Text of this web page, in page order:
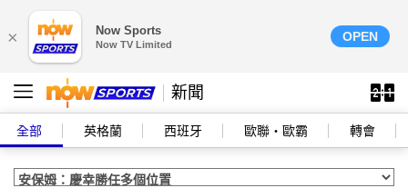
× Now Sports
Now TV Limited
OPEN
新聞
全部 英格蘭 西班牙 歐聯‧歐霸 轉會